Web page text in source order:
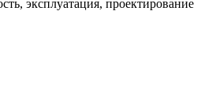
эксплуатация, проектирование